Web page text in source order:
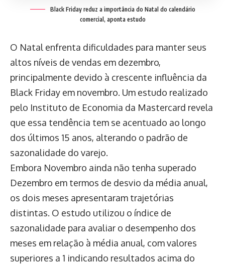
Black Friday reduz a importância do Natal do calendário
comercial, aponta estudo
O Natal enfrenta dificuldades para manter seus
altos níveis de vendas em dezembro,
principalmente devido à crescente influência da
Black Friday em novembro. Um estudo realizado
pelo Instituto de Economia da Mastercard revela
que essa tendência tem se acentuado ao longo
dos últimos 15 anos, alterando o padrão de
sazonalidade do varejo.
Embora Novembro ainda não tenha superado
Dezembro em termos de desvio da média anual,
os dois meses apresentaram trajetórias
distintas. O estudo utilizou o índice de
sazonalidade para avaliar o desempenho dos
meses em relação à média anual, com valores
superiores a 1 indicando resultados acima do